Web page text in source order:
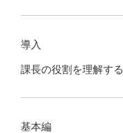
導入
課長の役割を理解する
基本編